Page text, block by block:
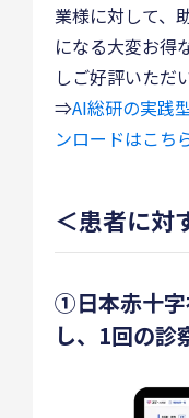
業様に対して、
になる大変お得
しご好評いただ
⇒AI総研の実践
ンロードはこち
＜患者に対
①日本赤十字
し、1回の診